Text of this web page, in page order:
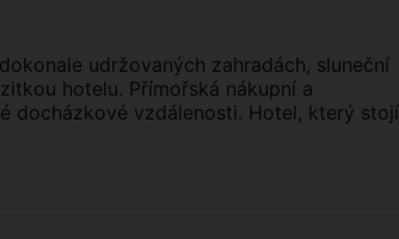
udržovaných zahradách, sluneční
hotelu. Přímořská nákupní a
docházkové vzdálenosti. Hotel, který stojí